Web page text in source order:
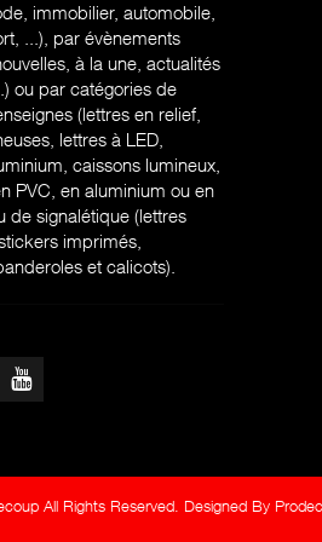
immobilier, automobile,
...), par évènements
à la une, actualités
ou par catégories de
(lettres en relief,
lettres à LED,
caissons lumineux,
PVC, en aluminium ou en
de signalétique (lettres
imprimés,
et calicots).
All Rights Reserved. Designed By